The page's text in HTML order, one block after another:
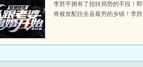
李胜平拥有了扭转局势的手段！即
将被发配往全县最穷的乡镇！李胜
是冰山一角！斗争才刚刚开始！...